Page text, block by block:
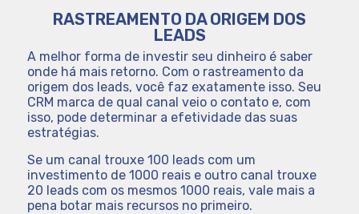
RASTREAMENTO DA ORIGEM DOS
LEADS
A melhor forma de investir seu dinheiro é saber
onde há mais retorno. Com o rastreamento da
origem dos leads, você faz exatamente isso. Seu
CRM marca de qual canal veio o contato e, com
isso, pode determinar a efetividade das suas
estratégias.
Se um canal trouxe 100 leads com um
investimento de 1000 reais e outro canal trouxe
20 leads com os mesmos 1000 reais, vale mais a
pena botar mais recursos no primeiro.